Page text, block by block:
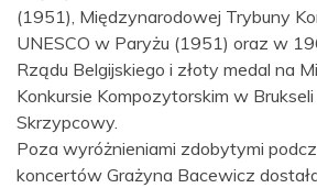
(1951), Międzynarodowej Trybuny
UNESCO w Paryżu (1951) oraz w
Rządu Belgijskiego i złoty medal na
Konkursie Kompozytorskim w
Skrzypcowy.
Poza wyróżnieniami zdobytymi
koncertów Grażyna Bacewicz